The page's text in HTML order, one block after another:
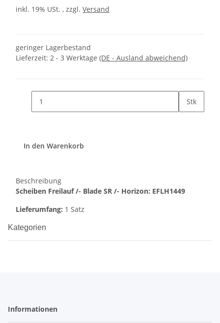
inkl. 19% USt. , zzgl. Versand
geringer Lagerbestand
Lieferzeit: 2 - 3 Werktage (DE - Ausland abweichend)
Stk
In den Warenkorb
Beschreibung
Scheiben Freilauf /- Blade SR /- Horizon: EFLH1449
Lieferumfang: 1 Satz
Kategorien
Informationen